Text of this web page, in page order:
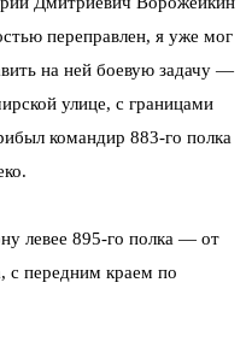
переправлен, я уже мог
на ней боевую задачу —
улице, с границами
командир 883-го полка
левее 895-го полка — от
с передним краем по